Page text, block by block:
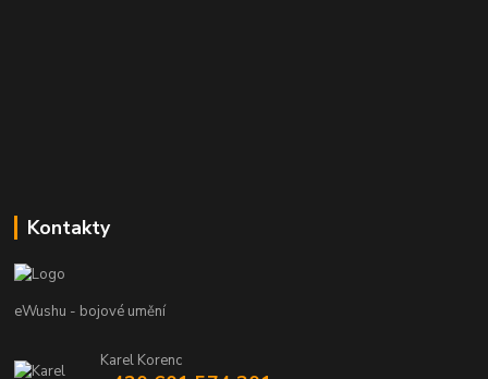
Kontakty
eWushu - bojové umění
Karel Korenc